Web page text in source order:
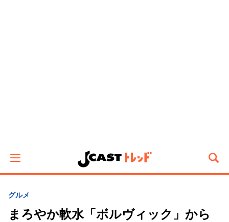
グルメ
まろやか軟水「ボルヴィック」から